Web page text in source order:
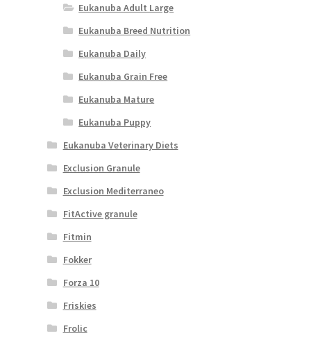
Eukanuba Adult Large
Eukanuba Breed Nutrition
Eukanuba Daily
Eukanuba Grain Free
Eukanuba Mature
Eukanuba Puppy
Eukanuba Veterinary Diets
Exclusion Granule
Exclusion Mediterraneo
FitActive granule
Fitmin
Fokker
Forza 10
Friskies
Frolic